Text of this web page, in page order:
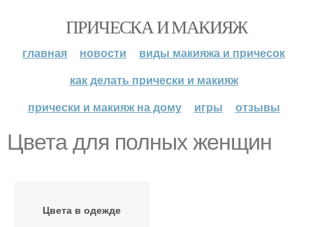
ПРИЧЕСКА И МАКИЯЖ
главная новости
виды макияжа и причесок
как делать прически и макияж
прически и макияж на дому
игры отзывы
Цвета для полных женщин
Цвета в одежде